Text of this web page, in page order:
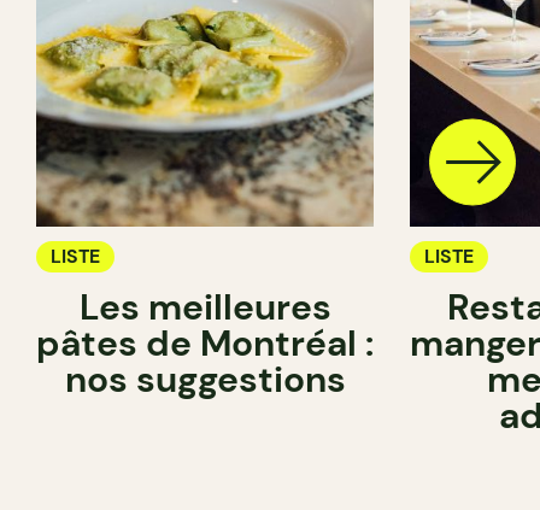
LISTE
Les meilleures
pâtes de Montréal :
nos suggestions
LISTE